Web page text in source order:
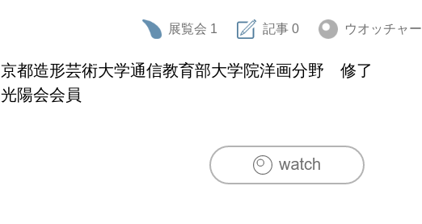
展覧会 1 記事 0 ウオッチャー
京都造形芸術大学通信教育部大学院洋画分野　修了
光陽会会員